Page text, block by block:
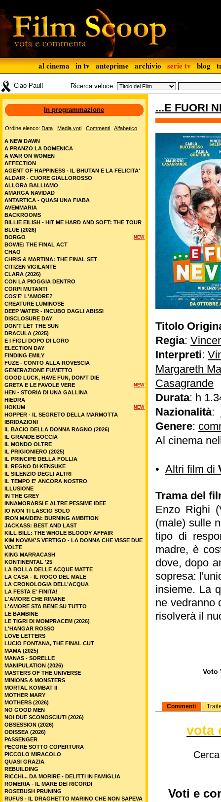
al cinema in tv anteprime archivio serie tv blog
Ciao Paul! Ricerca veloce:
...E FUORI
Titolo
Regia:
Interpreti:
Margareth
Casagrande
Durata: h
Nazionalità:
Genere:
Al cinema
• Altri film di
Trama del
Enzo Righi
(male) sulle
tipo di
madre, è
dove, dopo
sopresa:
insieme. La
ne vedranno
risolverà il
Voto
Commenti
vota
Voti e
In programmazione
Ordine elenco: Data Media voti Commenti Alfabetico
A NEW DAWN
A PRANZO LA DOMENICA
A WAR ON WOMEN
AFFECTION
AGENT OF HAPPINESS - IL BHUTAN E LA FELICITA'
ALDAIR - CUORE GIALLOROSSO
ALLORA BALLIAMO
AMARGA NAVIDAD
ANTARTICA - QUASI UNA FIABA
AVEMMARIA
BACKROOMS
BILLIE EILISH - HIT ME HARD AND SOFT: THE TOUR
BLUE (2026)
NEW
BORGO
BOWIE: THE FINAL ACT
CHAO
CHRIS & MARTINA: THE FINAL SET
CITIZEN VIGILANTE
CLARA (2026)
CON LA PIOGGIA DENTRO
CORPI MUTANTI
COS'E' L'AMORE?
CREATURE LUMINOSE
DEEP WATER - INCUBO DAGLI ABISSI
DISCLOSURE DAY
DON'T LET THE SUN
DRACULA (2025)
E I FIGLI DOPO DI LORO
ELECTION DAY
FINDING EMILY
FUZE - CONTO ALLA ROVESCIA
GENERAZIONE FUMETTO
GOOD LUCK, HAVE FUN, DON’T DIE
NEW
GRETA E LE FAVOLE VERE
HEN - STORIA DI UNA GALLINA
HIEDRA
NEW
HOKUM
HOPPER - IL SEGRETO DELLA MARMOTTA
IBRIDAZIONI
IL BACIO DELLA DONNA RAGNO (2026)
IL GRANDE BOCCIA
IL MONDO OLTRE
IL PRIGIONIERO (2025)
IL PRINCIPE DELLA FOLLIA
IL REGNO DI KENSUKE
IL SILENZIO DEGLI ALTRI
IL TEMPO E' ANCORA NOSTRO
ILLUSIONE
IN THE GREY
INNAMORARSI E ALTRE PESSIME IDEE
IO NON TI LASCIO SOLO
IRON MAIDEN: BURNING AMBITION
JACKASS: BEST AND LAST
KILL BILL: THE WHOLE BLOODY AFFAIR
KIM NOVAK'S VERTIGO - LA DONNA CHE VISSE DUE
VOLTE
KING MARRACASH
KONTINENTAL '25
LA BOLLA DELLE ACQUE MATTE
LA CASA - IL ROGO DEL MALE
LA CRONOLOGIA DELL’ACQUA
LA FESTA E' FINITA!
L'AMORE CHE RIMANE
L'AMORE STA BENE SU TUTTO
LE BAMBINE
LE TIGRI DI MOMPRACEM (2026)
L'HANGAR ROSSO
LOVE LETTERS
LUCIO FONTANA, THE FINAL CUT
MAMA (2025)
MANAS - SORELLE
MANIPULATION (2026)
MASTERS OF THE UNIVERSE
MINIONS & MONSTERS
MORTAL KOMBAT II
MOTHER MARY
MOTHERS (2026)
NO GOOD MEN
NOI DUE SCONOSCIUTI (2026)
OBSESSION (2026)
ODISSEA (2026)
PASSENGER
PECORE SOTTO COPERTURA
PICCOLO MIRACOLO
QUASI GRAZIA
REBUILDING
RICCHI... DA MORIRE - DELITTI IN FAMIGLIA
ROMERIA - IL MARE DEI RICORDI
ROSEBUSH PRUNING
RUFUS - IL DRAGHETTO MARINO CHE NON SAPEVA